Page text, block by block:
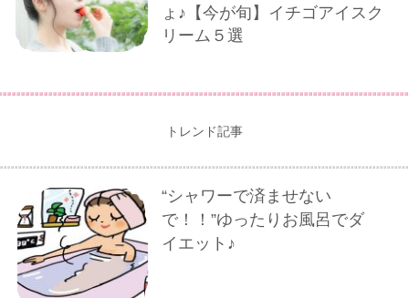
ょ♪【今が旬】イチゴアイスク
リーム５選
トレンド記事
“シャワーで済ませない
で！！”ゆったりお風呂でダ
イエット♪